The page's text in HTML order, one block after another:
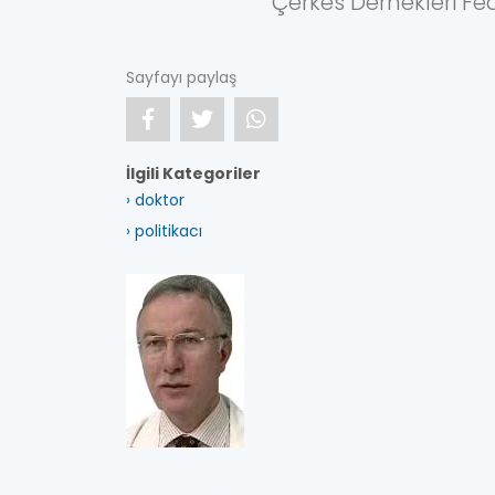
Sayfayı paylaş
İlgili Kategoriler
› doktor
› politikacı